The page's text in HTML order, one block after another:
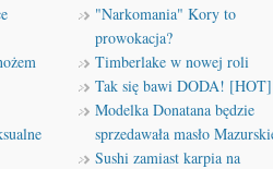
"Narkomania" Kory to
prowokacja?
Timberlake w nowej roli
Tak się bawi DODA! [HOT]
Modelka Donatana będzie
sprzedawała masło
Sushi zamiast karpia na